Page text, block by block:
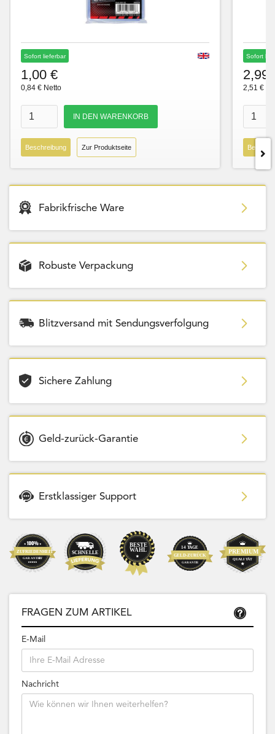
Sofort lieferbar
1,00 €
0,84 € Netto
Beschreibung Zur Produktseite
Sofort
2,99
2,51 €
Fabrikfrische Ware
Robuste Verpackung
Blitzversand mit Sendungsverfolgung
Sichere Zahlung
Geld-zurück-Garantie
Erstklassiger Support
FRAGEN ZUM ARTIKEL
E-Mail
Nachricht